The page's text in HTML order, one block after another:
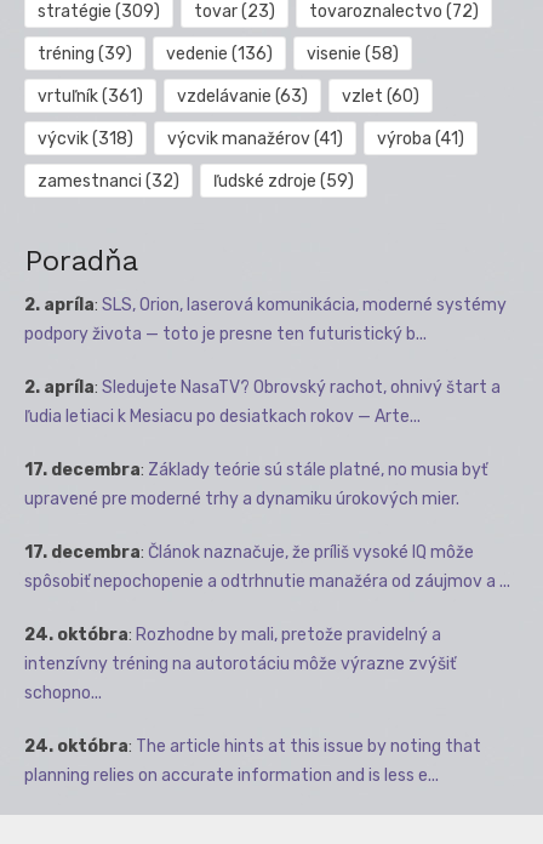
stratégie (309) tovar(23) tovaroznalectvo (72)
tréning (39) vedenie (136) visenie (58)
vrtuľník(361) vzdelávanie (63) vzlet (60)
výcvik(318) výcvik manažérov(41) výroba (41)
zamestnanci (32) ľudské zdroje (59)
Poradňa
2. apríla: SLS, Orion, laserová komunikácia, moderné systémy
podpory života — toto je presne ten futuristický b...
2. apríla: Sledujete NasaTV? Obrovský rachot, ohnivý štart a
ľudia letiaci k Mesiacu po desiatkach rokov — Arte...
17. decembra: Základy teórie sú stále platné, no musia byť
upravené pre moderné trhy a dynamiku úrokových mier.
17. decembra: Článok naznačuje, že príliš vysoké IQ môže
spôsobiť nepochopenie a odtrhnutie manažéra od záujmov a ...
24. októbra: Rozhodne by mali, pretože pravidelný a
intenzívny tréning na autorotáciu môže výrazne zvýšiť
schopno...
24. októbra: The article hints at this issue by noting that
planning relies on accurate information and is less e...